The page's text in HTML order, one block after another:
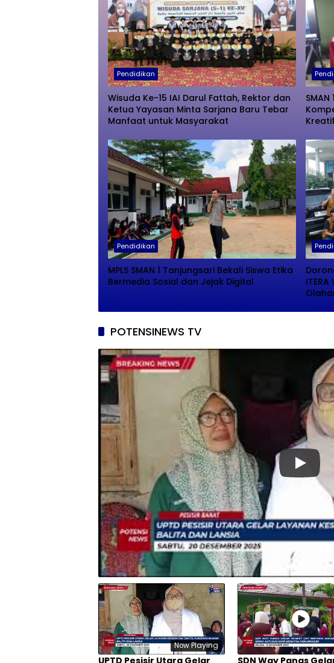
Pendidikan
Wisuda Ke-15 IAI Darul Fattah, Rektor dan
Ketua Yayasan Minta Sarjana Baru Tebar
Manfaat untuk Masyarakat
Pendidikan
MPLS SMAN 1 Tanjungsari Bekali Siswa Etika
Bermedia Sosial dan Jejak Digital
POTENSINEWS TV
Now Playing